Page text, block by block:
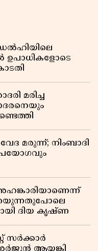
ഡൽഹിയിലെ
ഉപാധികളോടെ
മരിച്ച
മരുന്ന്; നിംബാദി
പറയുന്നതുപോലെ
ദിയ കൃഷ്ണ
സർക്കാർ